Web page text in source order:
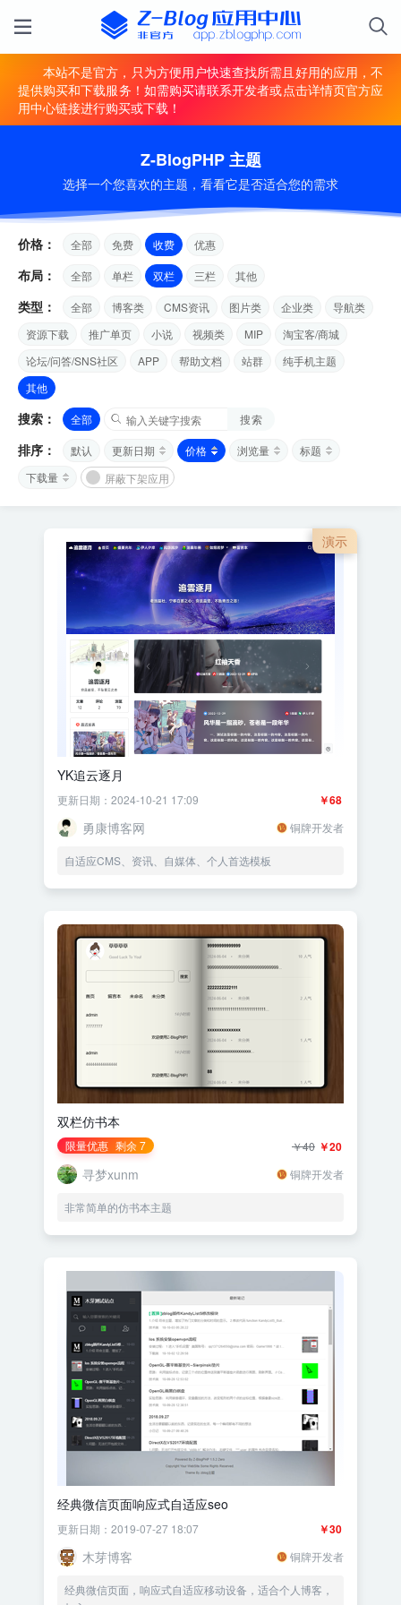
本站不是官方，只为方便用户快速查找所需且好用的应用，不
提供购买和下载服务！如需购买请联系开发者或点击详情页官方应
用中心链接进行购买或下载！
Z-BlogPHP 主题
选择一个您喜欢的主题，看看它是否适合您的需求
价格： 全部 免费 收费 优惠
布局： 全部 单栏 双栏 三栏 其他
类型： 全部 博客类 CMS资讯 图片类 企业类
导航类
资源下载
推广单页 小说 视频类 MIP
淘宝客/商城
论坛/问答/SNS社区
APP 帮助文档 站群
纯手机主题
其他
搜索： 全部 搜索
排序： 默认 更新日期 价格 浏览量
标题
下载量
屏蔽下架应用
演示
YK追云逐月
￥68
更新日期：2024-10-21 17:09
勇康博客网 铜牌开发者
自适应CMS、资讯、自媒体、个人首选模板
双栏仿书本
限量优惠 剩余 7 ￥20
￥40
寻梦xunm 铜牌开发者
非常简单的仿书本主题
经典微信页面响应式自适应seo
￥30
更新日期：2019-07-27 18:07
木芽博客 铜牌开发者
经典微信页面，响应式自适应移动设备，适合个人博客，